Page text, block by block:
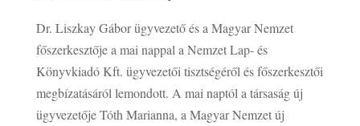
Dr. Liszkay Gábor ügyvezető és a Magyar Nemzet
főszerkesztője a mai nappal a Nemzet Lap- és
Könyvkiadó Kft. ügyvezetői tisztségéről és főszerkesztői
megbízatásáról lemondott. A mai naptól a társaság új
ügyvezetője Tóth Marianna, a Magyar Nemzet új